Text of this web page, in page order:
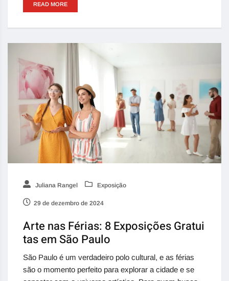
READ MORE
Juliana Rangel Exposição
29 de dezembro de 2024
Arte nas Férias: 8 Exposições Gratui
tas em São Paulo
São Paulo é um verdadeiro polo cultural, e as férias
são o momento perfeito para explorar a cidade e se